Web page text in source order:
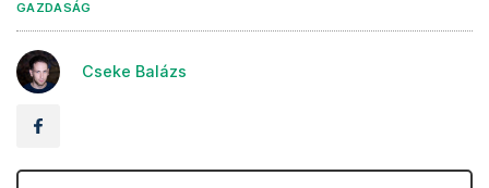
GAZDASÁG
Cseke Balázs